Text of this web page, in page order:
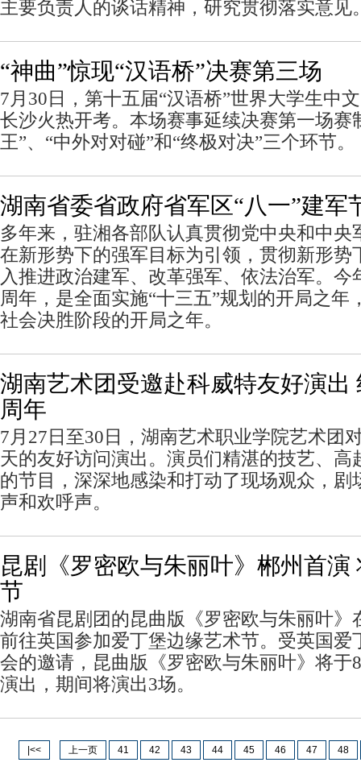
主要负责人的谈话精神，研究贯彻落实意见
“神曲”惊现“汉语桥”决赛第三场
7月30日，第十五届“汉语桥”世界大学生中
长沙火热开考。本场赛事延续决赛第一场赛
王”、“中外对对碰”和“终极对决”三个环节。
湖南省委省政府省军区“八一”建军
多年来，驻湘各部队认真贯彻党中央和中央
在新形势下的强军目标为引领，贯彻新形势
入推进政治建军、改革强军、依法治军。今
周年，是全面实施“十三五”规划的开局之年
社会决胜阶段的开局之年。
湖南艺术团受邀赴科威特友好演出
周年
7月27日至30日，湖南艺术职业学院艺术团
天的友好访问演出。演员们精湛的技艺、高
的节目，深深地感染和打动了现场观众，剧
声和欢呼声。
昆剧《罗密欧与朱丽叶》郴州首演
节
湖南省昆剧团的昆曲版《罗密欧与朱丽叶》
前往英国参加爱丁堡边缘艺术节。受英国爱
会的邀请，昆曲版《罗密欧与朱丽叶》将于
演出，期间将演出3场。
|<< 上一页 41 42 43 44 45 46 47 48